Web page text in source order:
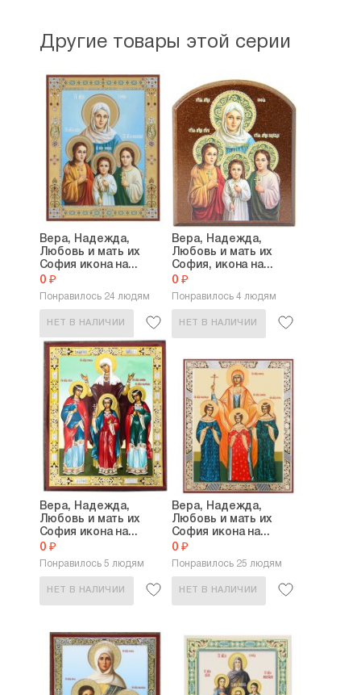
Другие товары этой серии
Вера, Надежда,
Любовь и мать их
София икона на...
0 ₽
Понравилось 24 людям
НЕТ В НАЛИЧИИ
Вера, Надежда,
Любовь и мать их
София, икона на...
0 ₽
Понравилось 4 людям
НЕТ В НАЛИЧИИ
Вера, Надежда,
Любовь и мать их
София икона на...
0 ₽
Понравилось 5 людям
НЕТ В НАЛИЧИИ
Вера, Надежда,
Любовь и мать их
София икона на...
0 ₽
Понравилось 25 людям
НЕТ В НАЛИЧИИ